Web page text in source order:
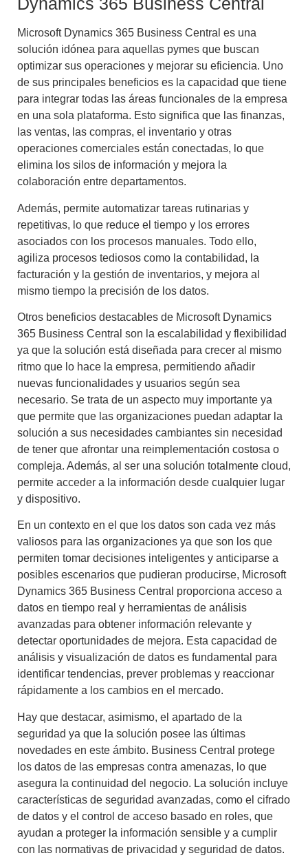
Microsoft Dynamics 365 Business Central es una
solución idónea para aquellas pymes que buscan
optimizar sus operaciones y mejorar su eficiencia. Uno
de sus principales beneficios es la capacidad que tiene
para integrar todas las áreas funcionales de la empresa
en una sola plataforma. Esto significa que las finanzas,
las ventas, las compras, el inventario y otras
operaciones comerciales están conectadas, lo que
elimina los silos de información y mejora la
colaboración entre departamentos.
Además, permite automatizar tareas rutinarias y
repetitivas, lo que reduce el tiempo y los errores
asociados con los procesos manuales. Todo ello,
agiliza procesos tediosos como la contabilidad, la
facturación y la gestión de inventarios, y mejora al
mismo tiempo la precisión de los datos.
Otros beneficios destacables de Microsoft Dynamics
365 Business Central son la escalabilidad y flexibilidad
ya que la solución está diseñada para crecer al mismo
ritmo que lo hace la empresa, permitiendo añadir
nuevas funcionalidades y usuarios según sea
necesario. Se trata de un aspecto muy importante ya
que permite que las organizaciones puedan adaptar la
solución a sus necesidades cambiantes sin necesidad
de tener que afrontar una reimplementación costosa o
compleja. Además, al ser una solución totalmente cloud,
permite acceder a la información desde cualquier lugar
y dispositivo.
En un contexto en el que los datos son cada vez más
valiosos para las organizaciones ya que son los que
permiten tomar decisiones inteligentes y anticiparse a
posibles escenarios que pudieran producirse, Microsoft
Dynamics 365 Business Central proporciona acceso a
datos en tiempo real y herramientas de análisis
avanzadas para obtener información relevante y
detectar oportunidades de mejora. Esta capacidad de
análisis y visualización de datos es fundamental para
identificar tendencias, prever problemas y reaccionar
rápidamente a los cambios en el mercado.
Hay que destacar, asimismo, el apartado de la
seguridad ya que la solución posee las últimas
novedades en este ámbito. Business Central protege
los datos de las empresas contra amenazas, lo que
asegura la continuidad del negocio. La solución incluye
características de seguridad avanzadas, como el cifrado
de datos y el control de acceso basado en roles, que
ayudan a proteger la información sensible y a cumplir
con las normativas de privacidad y seguridad de datos.